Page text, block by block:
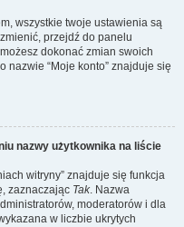
wszystkie twoje ustawienia są
przejdź do panelu
dokonać zmian swoich
nazwie “Moje konto” znajduje się
nazwy użytkownika na liście
witryny” znajduje się funkcja
zaznaczając Tak. Nazwa
moderatorów i dla
w liczbie ukrytych